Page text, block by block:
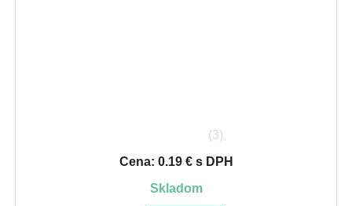
(3)
Cena: 0.19 € s DPH
skladom